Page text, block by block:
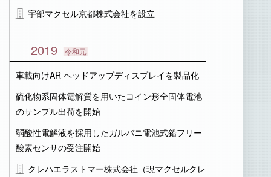
宇部マクセル京都株式会社を設立
2019 令和元
車載向けAR ヘッドアップディスプレイを製品化
硫化物系固体電解質を用いたコイン形全固体電池
のサンプル出荷を開始
弱酸性電解液を採用したガルバニ電池式鉛フリー
酸素センサの受注開始
クレハエラストマー株式会社（現マクセルクレ